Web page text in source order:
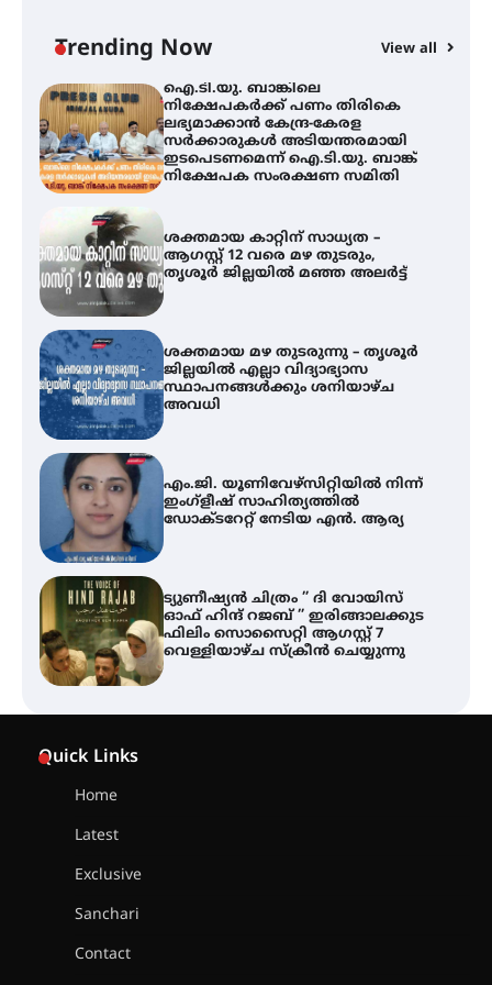
Trending Now View all
ഐ.ടി.യു. ബാങ്കിലെ
നിക്ഷേപകർക്ക് പണം തിരികെ
ലഭ്യമാക്കാൻ കേന്ദ്ര-കേരള
സർക്കാരുകൾ അടിയന്തരമായി
ഇടപെടണമെന്ന് ഐ.ടി.യു. ബാങ്ക്
നിക്ഷേപക സംരക്ഷണ സമിതി
ആഗസ്റ്റ് 12 വരെ മഴ തുടരും,
തൃശൂർ ജില്ലയിൽ മഞ്ഞ അലർട്ട്
ജില്ലയിൽ എല്ലാ വിദ്യാഭ്യാസ
സ്ഥാപനങ്ങൾക്കും ശനിയാഴ്ച
അവധി
ഇംഗ്ളീഷ് സാഹിത്യത്തിൽ
ഡോക്ടറേറ്റ് നേടിയ എൻ. ആര്യ
ഓഫ് ഹിന്ദ് റജബ് ” ഇരിങ്ങാലക്കുട
ഫിലിം സൊസൈറ്റി ആഗസ്റ്റ് 7
വെള്ളിയാഴ്ച സ്‌ക്രീൻ ചെയ്യുന്നു
Quick Links
Home
Latest
Exclusive
Sanchari
Contact